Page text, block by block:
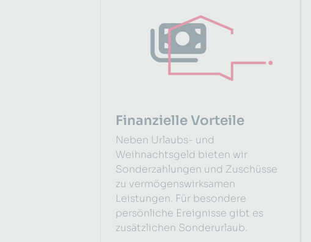
Finanzielle Vorteile
Neben Urlaubs- und
Weihnachtsgeld bieten wir
Sonderzahlungen und Zuschüsse
zu vermögenswirksamen
Leistungen. Für besondere
persönliche Ereignisse gibt es
zusätzlichen Sonderurlaub.